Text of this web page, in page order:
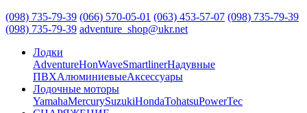
(098) 735-79-39 (066) 570-05-01 (063) 453-57-07 (098) 735-79-39
(098) 735-79-39 adventure_shop@ukr.net
Лодки
AdventureHonWaveSmartlinerНадувные
ПВХАлюминиевыеАксессуары
Лодочные моторы
YamahaMercurySuzukiHondaTohatsuPowerTec